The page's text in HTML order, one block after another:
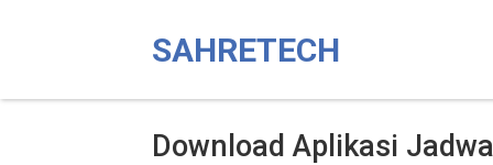
SAHRETECH
Download Aplikasi